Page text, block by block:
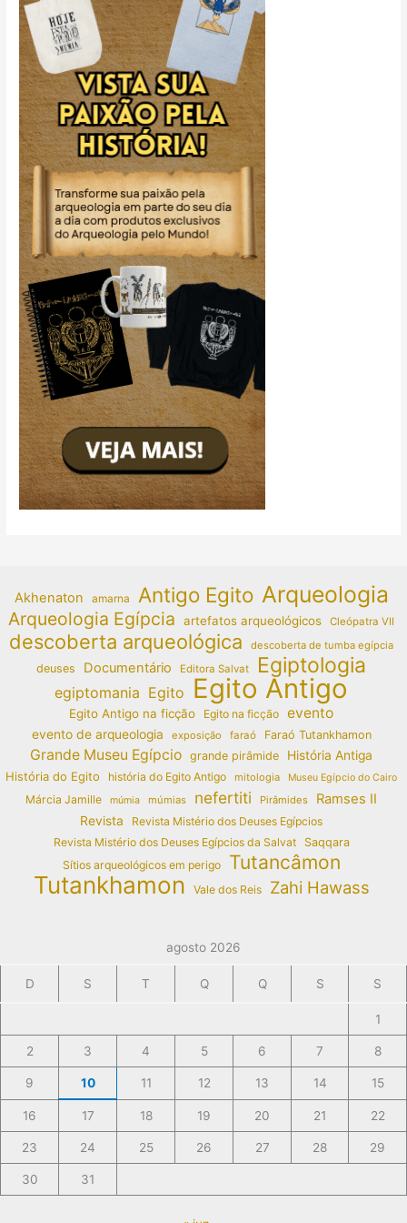
Akhenaton amarna Antigo Egito Arqueologia
Arqueologia Egípcia artefatos arqueológicos Cleópatra VII
descoberta arqueológica descoberta de tumba egípcia
deuses Documentário Editora Salvat Egiptologia
egiptomania Egito Egito Antigo
Egito Antigo na ficção Egito na ficção evento
evento de arqueologia exposição faraó Faraó Tutankhamon
Grande Museu Egípcio grande pirâmide
História Antiga
História do Egito
história do Egito Antigo mitologia Museu Egípcio do Cairo
Márcia Jamille múmia múmias nefertiti Pirâmides Ramses II
Revista
Revista Mistério dos Deuses Egípcios
Revista Mistério dos Deuses Egípcios da Salvat
Saqqara
Sítios arqueológicos em perigo
Tutancâmon
Tutankhamon Vale dos Reis Zahi Hawass
agosto 2026
D S T Q Q S S
1
2 3 4 5 6 7 8
9 10 11 12 13 14 15
16 17 18 19 20 21 22
23 24 25 26 27 28 29
30 31